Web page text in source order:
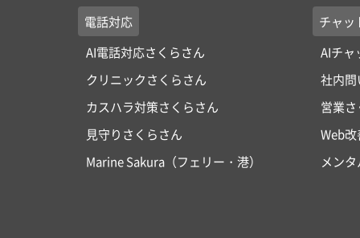
電話対応
AI電話対応さくらさん
クリニックさくらさん
カスハラ対策さくらさん
見守りさくらさん
Marine Sakura（フェリー・港）
チャッ
AIチャ
社内
営業
Web
メン